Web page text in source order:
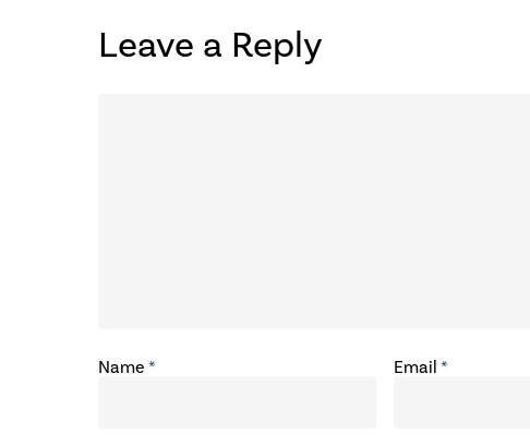
Leave a Reply
Name * Email*